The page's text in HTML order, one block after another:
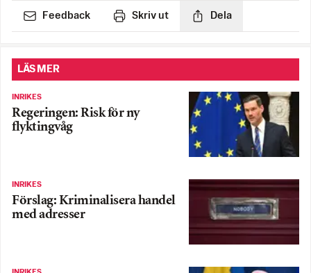
Feedback Skriv ut Dela
LÄS MER
INRIKES
Regeringen: Risk för ny
flyktingvåg
INRIKES
Förslag: Kriminalisera handel
med adresser